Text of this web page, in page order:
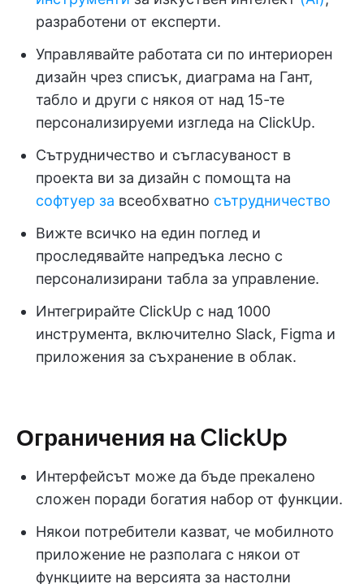
разработени от експерти.
Управлявайте работата си по интериорен
дизайн чрез списък, диаграма на Гант,
табло и други с някоя от над 15-те
персонализируеми изгледа на ClickUp.
Сътрудничество и съгласуваност в
проекта ви за дизайн с помощта на
софтуер за всеобхватно сътрудничество
Вижте всичко на един поглед и
проследявайте напредъка лесно с
персонализирани табла за управление.
Интегрирайте ClickUp с над 1000
инструмента, включително Slack, Figma и
приложения за съхранение в облак.
Ограничения на ClickUp
Интерфейсът може да бъде прекалено
сложен поради богатия набор от функции.
Някои потребители казват, че мобилното
приложение не разполага с някои от
функциите на версията за настолни